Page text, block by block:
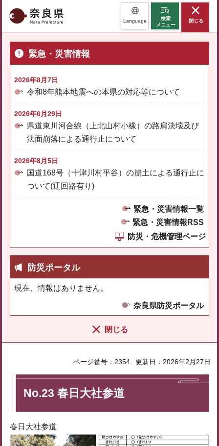
奈良県 Language
検索
メニュー
閉じる
緊急・災害情報
2026年8月7日
令和8年熊本地震への本県の対応等について
2026年6月29日
県道東川河合線（上北山村小橡）の路肩決壊及び
法面崩落による通行止について
2026年8月5日
国道168号（十津川村平谷）の崩土による通行止に
ついて(迂回路有り)
緊急・災害情報一覧
緊急・災害情報RSS
防災・危機管理ページ
防災ポータル
現在、情報はありません。
奈良県防災ポータル
閉じる
ページ番号：2354 更新日：2026年2月27日
No.23 春日大社参道
春日大社参道